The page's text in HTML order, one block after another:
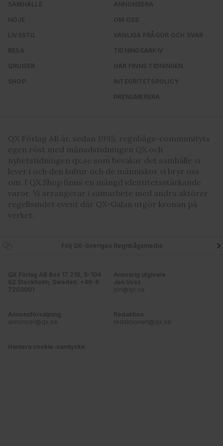
SAMHÄLLE
NÖJE
LIVSSTIL
RESA
QRUISER
SHOP
ANNONSERA
OM OSS
VANLIGA FRÅGOR OCH SVAR
TIDNINGSARKIV
HÄR FINNS TIDNINGEN
INTEGRITETSPOLICY
PRENUMERERA
QX Förlag AB är, sedan 1995, regnbågs-communityts
egen röst med månadstidningen QX och
nyhetstidningen qx.se som bevakar det samhälle vi
lever i och den kultur och de människor vi bryr oss
om. I QX Shop finns en mängd identitetsstärkande
varor. Vi arrangerar i samarbete med andra aktörer
regelbundet event där QX-Galan utgör kronan på
verket.
Följ QX-Sveriges Regnbågsmedia
QX Förlag AB Box 17 218, S-104
62 Stockholm, Sweden. +46-8
7203001
Ansvarig utgivare
Jon Voss
jon@qx.se
Annonsförsäljning
annonser@qx.se
Redaktion
redaktionen@qx.se
Hantera cookie-samtycke